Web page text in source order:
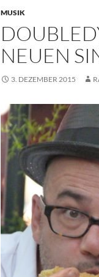
MUSIK
NEUEN
3. DEZEMBER 2015